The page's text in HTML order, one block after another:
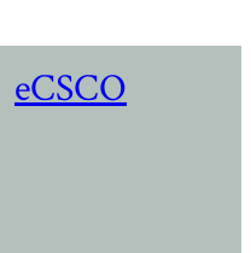
eCSCO